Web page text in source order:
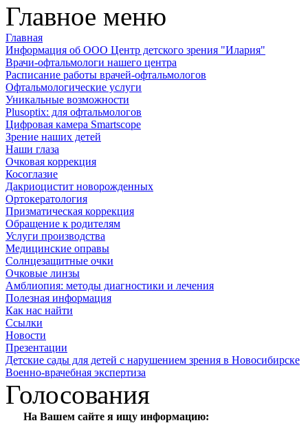
Главное меню
Главная
Информация об ООО Центр детского зрения "Илария"
Врачи-офтальмологи нашего центра
Расписание работы врачей-офтальмологов
Офтальмологические услуги
Уникальные возможности
Plusoptix: для офтальмологов
Цифровая камера Smartscope
Зрение наших детей
Наши глаза
Очковая коррекция
Косоглазие
Дакриоцистит новорожденных
Ортокератология
Призматическая коррекция
Обращение к родителям
Услуги производства
Медицинские оправы
Солнцезащитные очки
Очковые линзы
Амблиопия: методы диагностики и лечения
Полезная информация
Как нас найти
Ссылки
Новости
Презентации
Детские сады для детей с нарушением зрения в Новосибирске
Военно-врачебная экспертиза
Голосования
На Вашем сайте я ищу информацию: